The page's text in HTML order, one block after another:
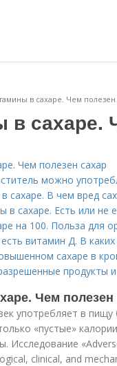
в сахаре. Чем полезен
сахаре.
Чем полезен сахар
можно
сахаре. В чем вред
в сахаре. Есть или не
на 100. Польза для
витамин Д. В
сахаре в
продукты
Чем полезен
употребляет в
«пустые»
Исследование
clinical, and